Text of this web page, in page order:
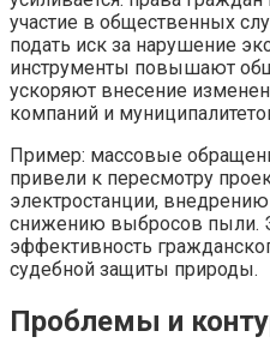
участие в общественных
подать иск за нарушение
инструменты повышают
ускоряют внесение
компаний и
Пример: массовые
привели к пересмотру
электростанции,
снижению выбросов пыли.
эффективность
судебной защиты природы.
Проблемы и